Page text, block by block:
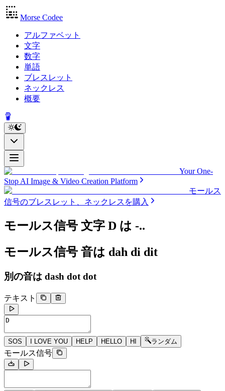
Morse Codee
アルファベット
文字
数字
単語
ブレスレット
ネックレス
概要
Your One-
Stop AI Image & Video Creation Platform
モールス
信号のブレスレット、ネックレスを購入
モールス信号 文字 D は -..
モールス信号 音は dah di dit
別の音は dash dot dot
テキスト
SOS I LOVE YOU HELP HELLO HI ランダム
モールス信号